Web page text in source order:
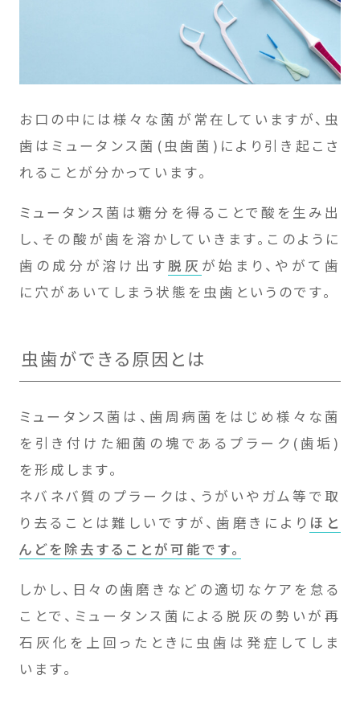
お口の中には様々な菌が常在していますが、虫
歯はミュータンス菌(虫歯菌)により引き起こさ
れることが分かっています。
ミュータンス菌は糖分を得ることで酸を生み出
し、その酸が歯を溶かしていきます。このように
歯の成分が溶け出す 脱灰 が始まり、やがて歯
に穴があいてしまう状態を虫歯というのです。
虫歯ができる原因とは
ミュータンス菌は、歯周病菌をはじめ様々な菌
を引き付けた細菌の塊であるプラーク(歯垢)
を形成します。
ネバネバ質のプラークは、うがいやガム等で取
り去ることは難しいですが、歯磨きにより ほと
んどを除去することが可能です。
しかし、日々の歯磨きなどの適切なケアを怠る
ことで、ミュータンス菌による脱灰の勢いが再
石灰化を上回ったときに虫歯は発症してしま
います。